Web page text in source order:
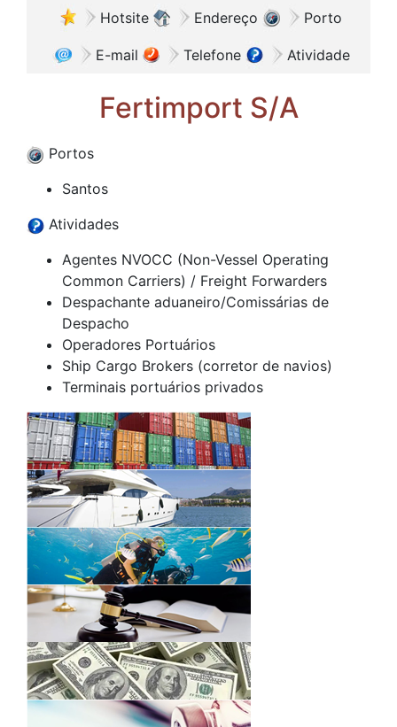
Hotsite Endereço Porto
E-mail Telefone Atividade
Fertimport S/A
Portos
Santos
Atividades
Agentes NVOCC (Non-Vessel Operating
Common Carriers) / Freight Forwarders
Despachante aduaneiro/Comissárias de
Despacho
Operadores Portuários
Ship Cargo Brokers (corretor de navios)
Terminais portuários privados